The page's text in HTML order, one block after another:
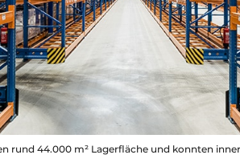
rund 44.000 m² Lagerfläche und konnten